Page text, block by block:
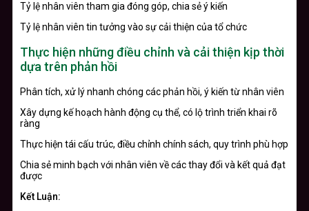
Tỷ lệ nhân viên tham gia đóng góp, chia sẻ ý kiến
Tỷ lệ nhân viên tin tưởng vào sự cải thiện của tổ chức
Thực hiện những điều chỉnh và cải thiện kịp thời
dựa trên phản hồi
Phân tích, xử lý nhanh chóng các phản hồi, ý kiến từ nhân viên
Xây dựng kế hoạch hành động cụ thể, có lộ trình triển khai rõ
ràng
Thực hiện tái cấu trúc, điều chỉnh chính sách, quy trình phù hợp
Chia sẻ minh bạch với nhân viên về các thay đổi và kết quả đạt
được
Kết Luận: